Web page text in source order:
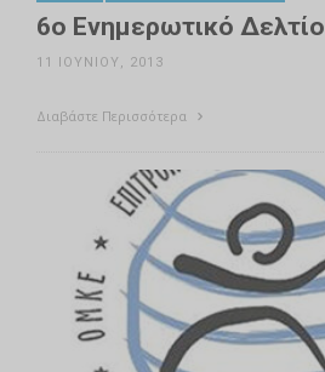
6ο Ενημερωτικό Δελτίο
11 ΙΟΥΝΊΟΥ, 2013
Διαβάστε Περισσότερα